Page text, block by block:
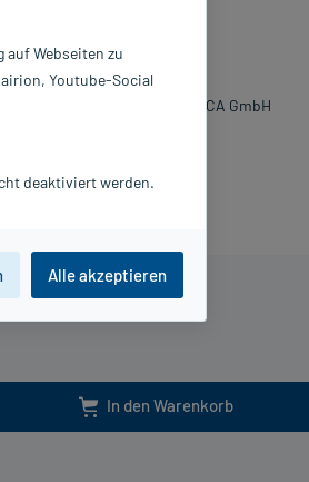
In den Warenkorb
St
Boehringer Ingelheim VETMEDICA GmbH
Webseiten zu
Youtube-Social
deaktiviert werden.
Alle akzeptieren